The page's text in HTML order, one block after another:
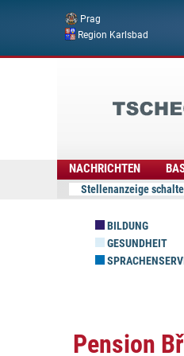
Prag
Region Karlsbad
Online
NACHRICHTEN
Stellenanzeige
BILDUNG
GESUNDHEIT
Pension